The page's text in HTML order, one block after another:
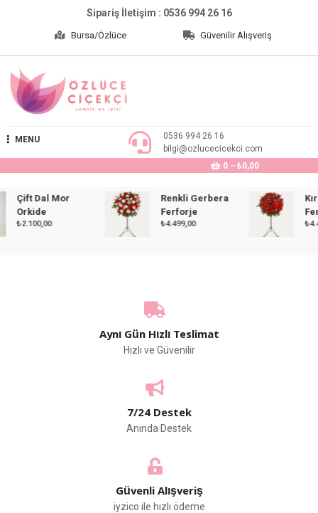
Sipariş İletişim : 0536 994 26 16
Bursa/Özlüce Güvenilir Alışveriş
Özlüce Çiçekçi
MENU
0536 994 26 16
bilgi@ozlucecicekci.com
0
₺0,00
Çift Dal Mor
Orkide
2.100,00
Renkli Gerbera
Ferforje
4.499,00
Aynı Gün Hızlı Teslimat
Hızlı ve Güvenilir
7/24 Destek
Anında Destek
Güvenli Alışveriş
iyzico ile hızlı ödeme